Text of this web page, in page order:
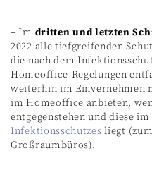
– Im dritten und letzten
2022 alle tiefgreifenden
die nach dem
Homeoffice-Regelungen
weiterhin im Einvernehmen
im Homeoffice anbieten,
entgegenstehen und diese
Infektionsschutzes liegt
Großraumbüros).